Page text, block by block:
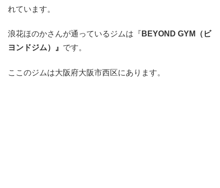
れています。
浪花ほのかさんが通っているジムは『 BEYOND GYM（ビ
ヨンドジム）』 です。
ここのジムは大阪府大阪市西区にあります。